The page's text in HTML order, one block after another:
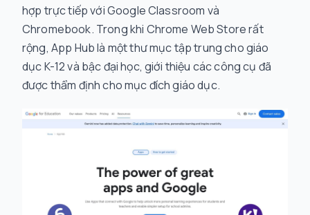
hợp trực tiếp với Google Classroom và
Chromebook. Trong khi Chrome Web Store rất
rộng, App Hub là một thư mục tập trung cho giáo
dục K-12 và bậc đại học, giới thiệu các công cụ đã
được thẩm định cho mục đích giáo dục.